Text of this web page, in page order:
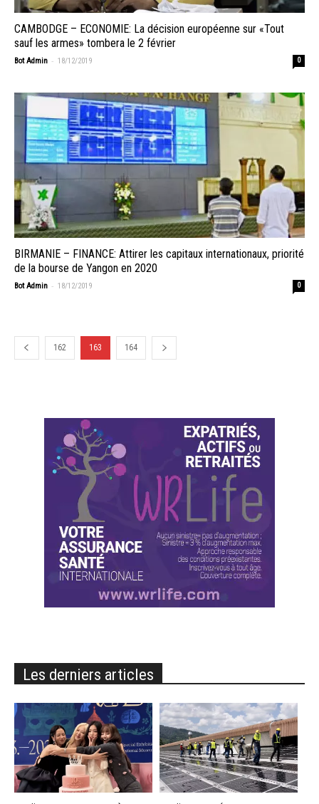
CAMBODGE – ECONOMIE: La décision européenne sur «Tout
sauf les armes» tombera le 2 février
Bot Admin - 18/12/2019 0
BIRMANIE – FINANCE: Attirer les capitaux internationaux, priorité
de la bourse de Yangon en 2020
Bot Admin - 18/12/2019 0
162 163 164
Les derniers articles